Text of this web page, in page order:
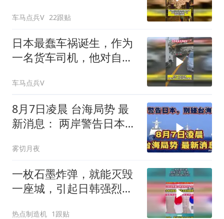
车马点兵V 22跟贴
日本最蠢车祸诞生，作为
一名货车司机，他对自己
车马点兵V
8月7日凌晨 台海局势 最
新消息： 两岸警告日本，
雾切月夜
一枚石墨炸弹，就能灭毁
一座城，引起日韩强烈反
热点制造机 1跟贴